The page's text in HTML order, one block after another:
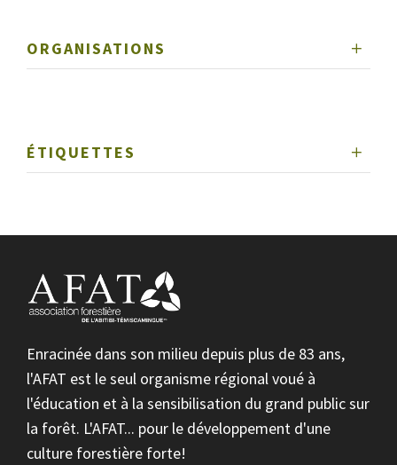
ORGANISATIONS
ÉTIQUETTES
Enracinée dans son milieu depuis plus de 83 ans,
l'AFAT est le seul organisme régional voué à
l'éducation et à la sensibilisation du grand public sur
la forêt. L'AFAT... pour le développement d'une
culture forestière forte!